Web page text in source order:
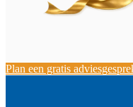
Plan een gratis